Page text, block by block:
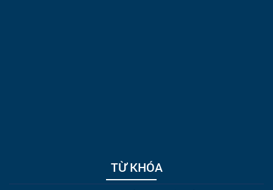
TỪ KHÓA